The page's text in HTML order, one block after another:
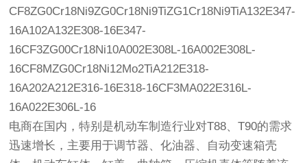
CF8ZG0Cr18Ni9ZG0Cr18Ni9TiZG1Cr18Ni9TiA132E347-
16A102A132E308-16E347-
16CF3ZG00Cr18Ni10A002E308L-16A002E308L-
16CF8MZG0Cr18Ni12Mo2TiA212E318-
16A202A212E316-16E318-16CF3MA022E316L-
16A022E306L-16
电商在国内，特别是机动车制造行业对T88、T90的需求
迅速增长，主要用于调节器、化油器、自动变速箱壳